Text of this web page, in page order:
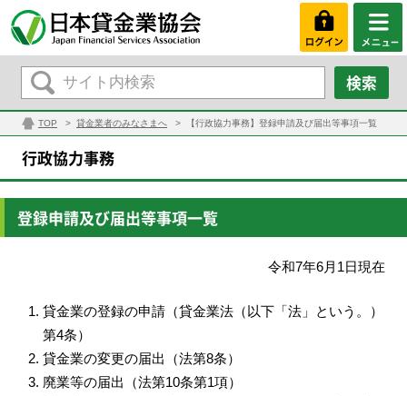
TOP 貸金業者のみなさまへ 【行政協力事務】登録申請及び届出等事項一覧
行政協力事務
登録申請及び届出等事項一覧
令和7年6月1日現在
貸金業の登録の申請（貸金業法（以下「法」という。）
第4条）
貸金業の変更の届出（法第8条）
廃業等の届出（法第10条第1項）